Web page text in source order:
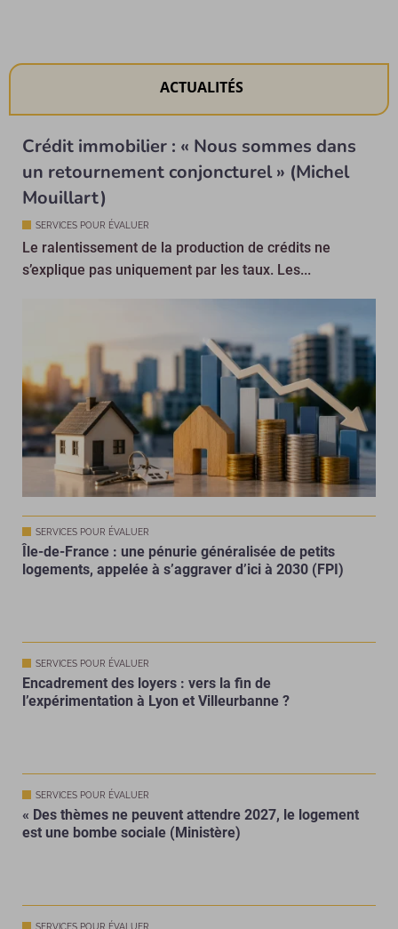
ACTUALITÉS
Crédit immobilier : « Nous sommes dans
un retournement conjoncturel » (Michel
Mouillart)
SERVICES POUR ÉVALUER
Le ralentissement de la production de crédits ne
s’explique pas uniquement par les taux. Les...
SERVICES POUR ÉVALUER
Île-de-France : une pénurie généralisée de petits
logements, appelée à s’aggraver d’ici à 2030 (FPI)
SERVICES POUR ÉVALUER
Encadrement des loyers : vers la fin de
l’expérimentation à Lyon et Villeurbanne ?
SERVICES POUR ÉVALUER
« Des thèmes ne peuvent attendre 2027, le logement
est une bombe sociale (Ministère)